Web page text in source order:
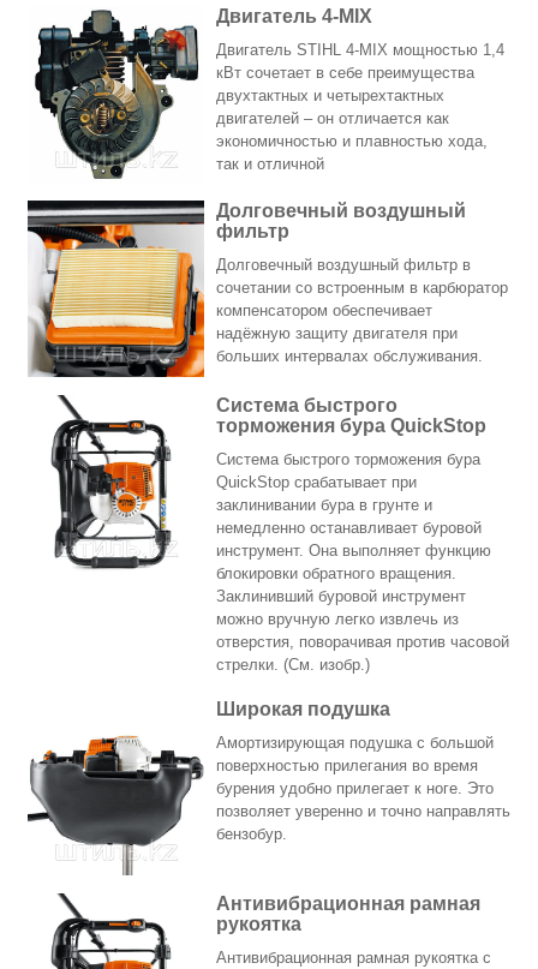
Двигатель 4-MIX
Двигатель STIHL 4-MIX мощностью 1,4
кВт сочетает в себе преимущества
двухтактных и четырехтактных
двигателей – он отличается как
экономичностью и плавностью хода,
так и отличной
Долговечный воздушный
фильтр
Долговечный воздушный фильтр в
сочетании со встроенным в карбюратор
компенсатором обеспечивает
надёжную защиту двигателя при
больших интервалах обслуживания.
Система быстрого
торможения бура QuickStop
Система быстрого торможения бура
QuickStop срабатывает при
заклинивании бура в грунте и
немедленно останавливает буровой
инструмент. Она выполняет функцию
блокировки обратного вращения.
Заклинивший буровой инструмент
можно вручную легко извлечь из
отверстия, поворачивая против часовой
стрелки. (См. изобр.)
Широкая подушка
Амортизирующая подушка с большой
поверхностью прилегания во время
бурения удобно прилегает к ноге. Это
позволяет уверенно и точно направлять
бензобур.
Антивибрационная рамная
рукоятка
Антивибрационная рамная рукоятка с